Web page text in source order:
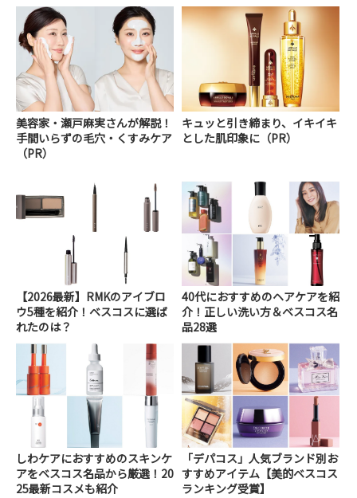
美容家・瀬戸麻実さんが解説！
手間いらずの毛穴・くすみケア
（PR）
キュッと引き締まり、イキイキ
とした肌印象に（PR）
【2026最新】RMKのアイブロ
ウ5種を紹介！ベスコスに選ば
れたのは？
40代におすすめのヘアケアを紹
介！正しい洗い方＆ベスコス名
品28選
しわケアにおすすめのスキンケ
アをベスコス名品から厳選！20
25最新コスメも紹介
「デパコス」人気ブランド別お
すすめアイテム【美的ベスコス
ランキング受賞】